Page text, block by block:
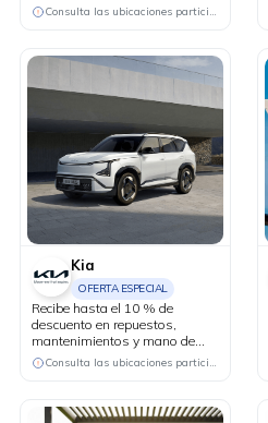
Consulta las ubicaciones participantes
Kia
OFERTA ESPECIAL
Recibe hasta el 10 % de
descuento en repuestos,
mantenimientos y mano de
obra. Aplica para consumos a
partir de USD 500.
Consulta las ubicaciones participantes